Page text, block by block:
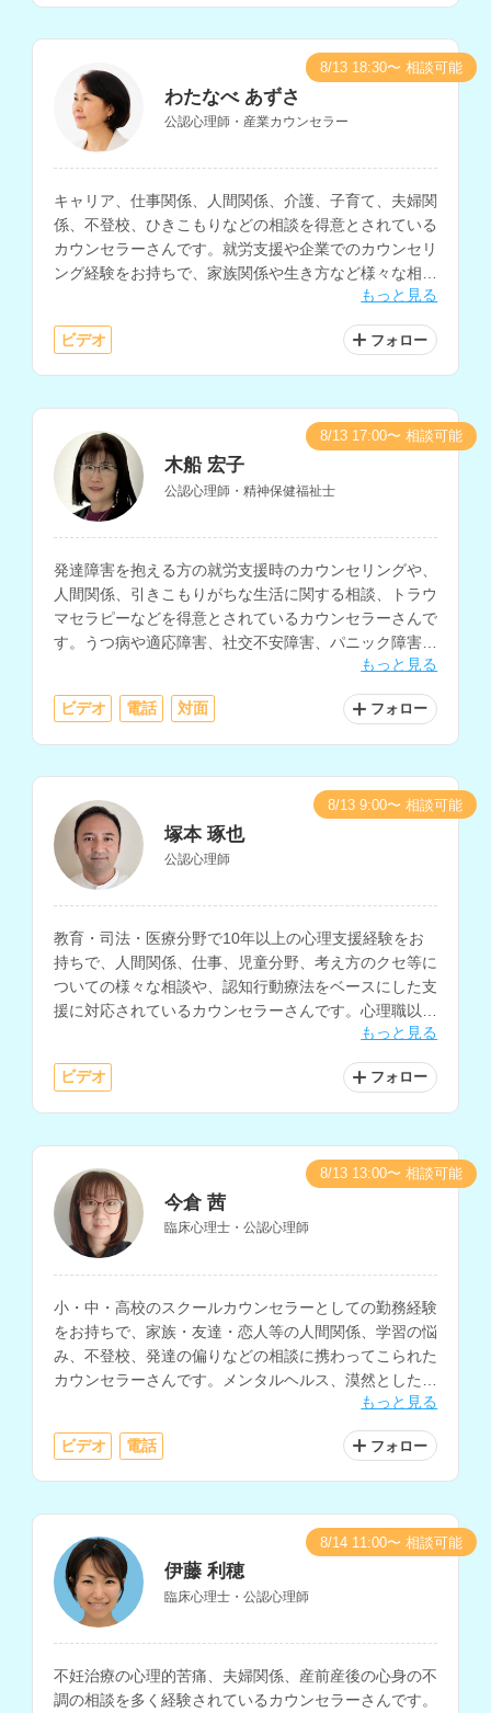
わたなべ あずさ
公認心理師・産業カウンセラー
キャリア、仕事関係、人間関係、介護、子育て、夫婦関
係、不登校、ひきこもりなどの相談を得意とされている
カウンセラーさんです。就労支援や企業でのカウンセリ
ング経験をお持ちで、家族関係や生き方など様々な相談
もっと見る
ビデオ フォロー
8/13 18:30〜 相談可能
木船 宏子
公認心理師・精神保健福祉士
発達障害を抱える方の就労支援時のカウンセリングや、
人間関係、引きこもりがちな生活に関する相談、トラウ
マセラピーなどを得意とされているカウンセラーさんで
す。うつ病や適応障害、社交不安障害、パニック障害、
PTSD、生きづらさなどを抱える方の相談にも対応され
もっと見る
ビデオ 電話 対面 フォロー
8/13 17:00〜 相談可能
塚本 琢也
公認心理師
教育・司法・医療分野で10年以上の心理支援経験をお
持ちで、人間関係、仕事、児童分野、考え方のクセ等に
ついての様々な相談や、認知行動療法をベースにした支
援に対応されているカウンセラーさんです。心理職以外
もっと見る
ビデオ フォロー
8/13 9:00〜 相談可能
今倉 茜
臨床心理士・公認心理師
小・中・高校のスクールカウンセラーとしての勤務経験
をお持ちで、家族・友達・恋人等の人間関係、学習の悩
み、不登校、発達の偏りなどの相談に携わってこられた
カウンセラーさんです。メンタルヘルス、漠然とした不
もっと見る
ビデオ 電話 フォロー
8/13 13:00〜 相談可能
伊藤 利穂
臨床心理士・公認心理師
不妊治療の心理的苦痛、夫婦関係、産前産後の心身の不
調の相談を多く経験されているカウンセラーさんです。
8/14 11:00〜 相談可能